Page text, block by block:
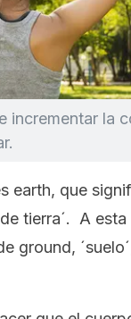
incrementar la
earth, que
tierra´. A
ground,